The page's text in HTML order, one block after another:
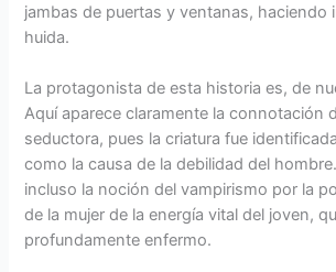
jambas de puertas y ventanas, haciendo
huida.
La protagonista de esta historia es, de
Aquí aparece claramente la connotación
seductora, pues la criatura fue
como la causa de la debilidad del
incluso la noción del vampirismo por la
de la mujer de la energía vital del joven,
profundamente enfermo.